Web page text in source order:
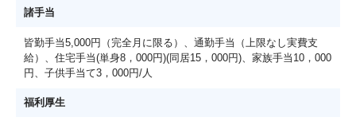
諸手当
皆勤手当5,000円（完全月に限る）、通勤手当（上限なし実費支
給）、住宅手当(単身8，000円)(同居15，000円)、家族手当10，000
円、子供手当て3，000円/人
福利厚生